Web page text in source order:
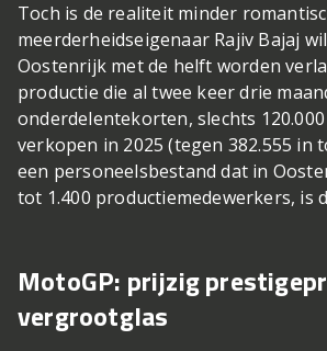
Toch is de realiteit minder
meerderheidseigenaar Rajiv Bajaj
Oostenrijk met de helft worden
productie die al twee keer drie
onderdelen­tekorten, slechts
verkopen in 2025 (tegen 382.555 in
een personeelsbestand dat in
tot 1.400 productiemedewerkers, is
MotoGP: prijzig
vergrootglas